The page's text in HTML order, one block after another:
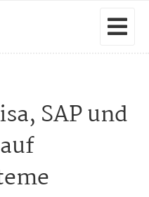
SAP und